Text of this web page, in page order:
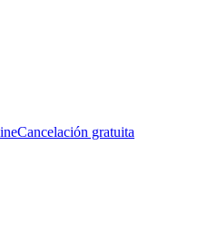
Cancelación gratuita